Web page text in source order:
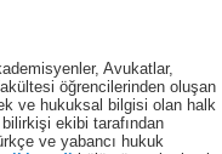
Avukatlar,
öğrencilerinden oluşan
ve hukuksal bilgisi olan halk
ekibi tarafından
ve yabancı hukuk